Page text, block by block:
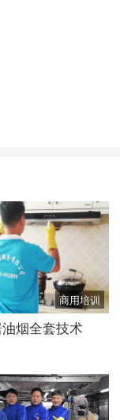
商用培训
烟全套技术